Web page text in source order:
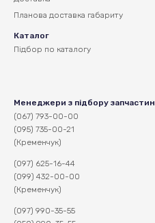
Планова доставка габариту
Каталог
Підбор по каталогу
Менеджери з підбору запчастин
(067) 793-00-00
(095) 735-00-21
(Кременчук)
(097) 625-16-44
(099) 432-00-00
(Кременчук)
(097) 990-35-55